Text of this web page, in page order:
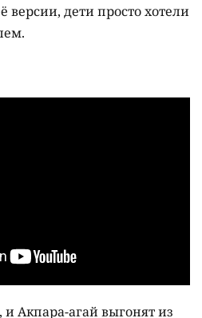
версии, дети просто хотели
Акпара-агай выгонят из